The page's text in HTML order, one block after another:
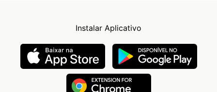
Instalar Aplicativo